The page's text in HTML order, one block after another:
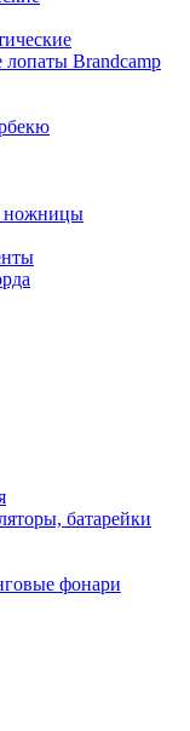
Brandcamp
ножницы
батарейки
фонари